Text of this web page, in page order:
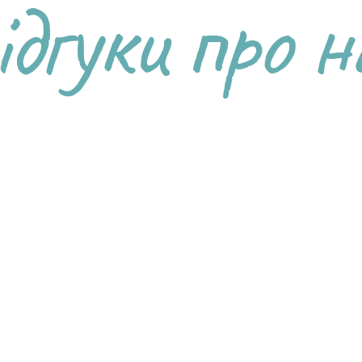
про